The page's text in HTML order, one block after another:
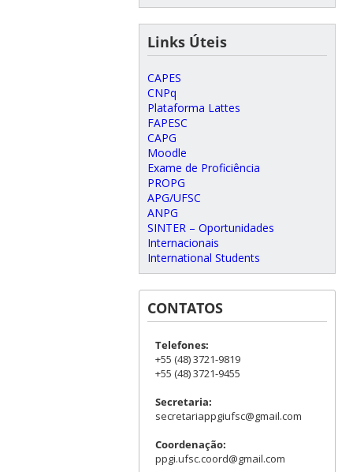
Links Úteis
CAPES
CNPq
Plataforma Lattes
FAPESC
CAPG
Moodle
Exame de Proficiência
PROPG
APG/UFSC
ANPG
SINTER – Oportunidades
Internacionais
International Students
CONTATOS
Telefones:
+55 (48) 3721-9819
+55 (48) 3721-9455
Secretaria:
secretariappgiufsc@gmail.com
Coordenação:
ppgi.ufsc.coord@gmail.com